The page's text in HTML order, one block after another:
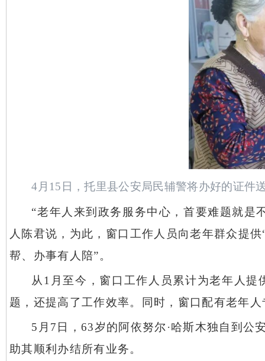
4月15日，托里县公安局民辅警将办好的证件
“老年人来到政务服务中心，首要难题就是
人陈君说，为此，窗口工作人员向老年群众提
帮、办事有人陪”。
从 1月至今，窗口工作人员累计为老年人
题，还提高了工作效率。同时，窗口配有老年
5月7日，63岁的阿依努尔·哈斯木独自到公
助其顺利办结所有业务。